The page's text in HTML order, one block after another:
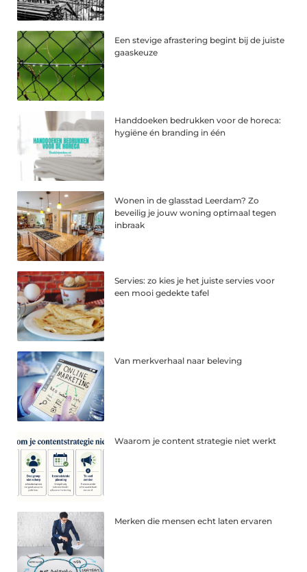
Een stevige afrastering begint bij de juiste
gaaskeuze
Handdoeken bedrukken voor de horeca:
hygiëne én branding in één
Wonen in de glasstad Leerdam? Zo
beveilig je jouw woning optimaal tegen
inbraak
Servies: zo kies je het juiste servies voor
een mooi gedekte tafel
Van merkverhaal naar beleving
Waarom je content strategie niet werkt
Merken die mensen echt laten ervaren